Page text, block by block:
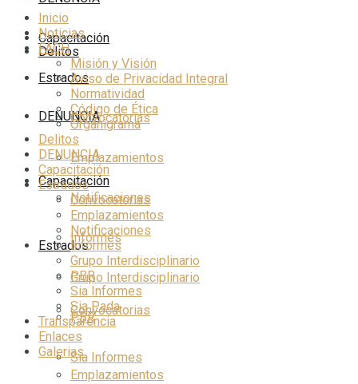
Delitos
DENUNCIA
Capacitación
Estrados
Convocatorias
Emplazamientos
Capacitación
Estrados
Convocatorias
Emplazamientos
Notificaciones
Informes
Grupo Interdisciplinario
PBR
Sia Informes
Inicio
Noticias
FACH
Misión y Visión
Aviso de Privacidad Integral
Normatividad
Código de Ética
Organigrama
Delitos
DENUNCIA
Capacitación
Estrados
Convocatorias
Emplazamientos
Notificaciones
Informes
Grupo Interdisciplinario
PBR
Sia Informes
Sia Pada
Transparencia
Enlaces
Galerias